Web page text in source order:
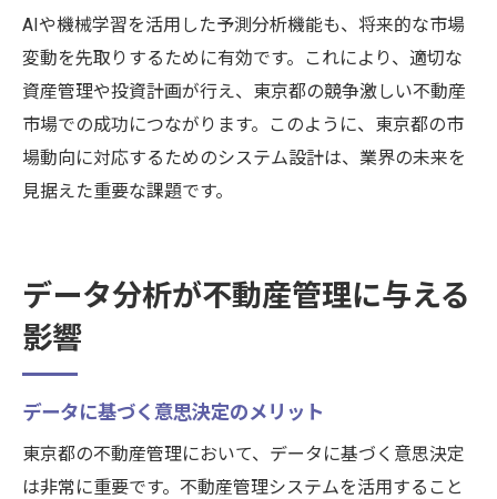
AIや機械学習を活用した予測分析機能も、将来的な市場
変動を先取りするために有効です。これにより、適切な
資産管理や投資計画が行え、東京都の競争激しい不動産
市場での成功につながります。このように、東京都の市
場動向に対応するためのシステム設計は、業界の未来を
見据えた重要な課題です。
データ分析が不動産管理に与える
影響
データに基づく意思決定のメリット
東京都の不動産管理において、データに基づく意思決定
は非常に重要です。不動産管理システムを活用すること